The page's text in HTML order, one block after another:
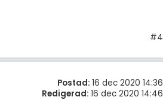
#4
Postad: 16 dec 2020 14:36
Redigerad: 16 dec 2020 14:46